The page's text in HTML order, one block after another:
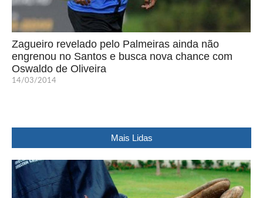
Zagueiro revelado pelo Palmeiras ainda não
engrenou no Santos e busca nova chance com
Oswaldo de Oliveira
14/03/2014
Mais Lidas